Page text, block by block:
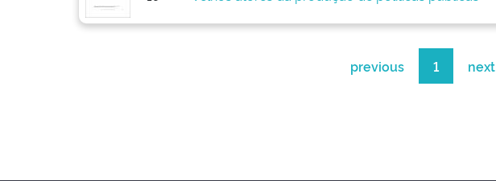
previous 1 next